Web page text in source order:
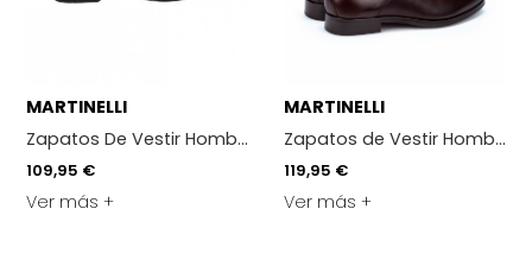
MARTINELLI
Zapatos De Vestir Hombre Martinelli 1492-2630 Negro
109,95 €
Ver más +
MARTINELLI
Zapatos de Vestir Hombre
119,95 €
Ver más +